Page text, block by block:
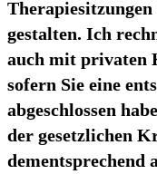
gestalten. Ich
auch mit privaten
sofern Sie eine
abgeschlossen
der gesetzlichen
dementsprechend